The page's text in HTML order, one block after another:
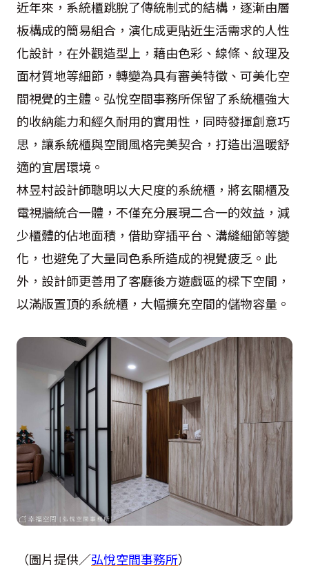
近年來，系統櫃跳脫了傳統制式的結構，逐漸由層
板構成的簡易組合，演化成更貼近生活需求的人性
化設計，在外觀造型上，藉由色彩、線條、紋理及
面材質地等細節，轉變為具有審美特徵、可美化空
間視覺的主體。弘悅空間事務所保留了系統櫃強大
的收納能力和經久耐用的實用性，同時發揮創意巧
思，讓系統櫃與空間風格完美契合，打造出溫暖舒
適的宜居環境。
林昱村設計師聰明以大尺度的系統櫃，將玄關櫃及
電視牆統合一體，不僅充分展現二合一的效益，減
少櫃體的佔地面積，借助穿插平台、溝縫細節等變
化，也避免了大量同色系所造成的視覺疲乏。此
外，設計師更善用了客廳後方遊戲區的樑下空間，
以滿版置頂的系統櫃，大幅擴充空間的儲物容量。
（圖片提供／弘悅空間事務所）